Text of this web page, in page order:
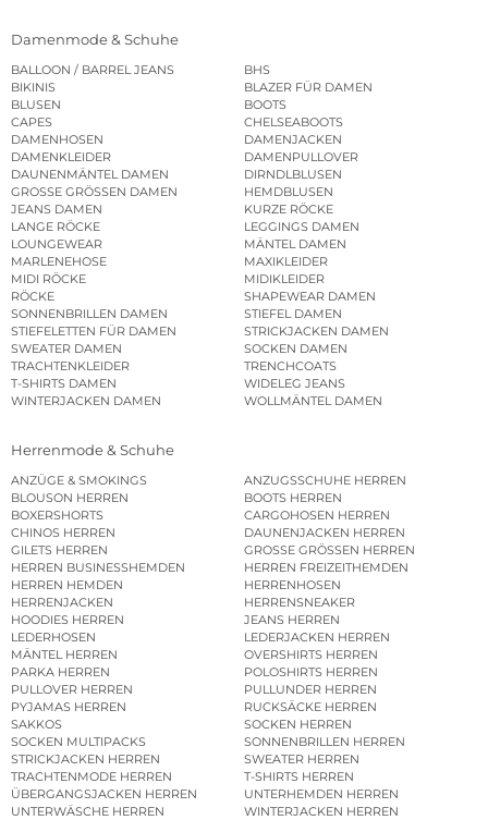
Damenmode & Schuhe
BALLOON / BARREL JEANS
BHS
BIKINIS
BLAZER FÜR DAMEN
BLUSEN
BOOTS
CAPES
CHELSEABOOTS
DAMENHOSEN
DAMENJACKEN
DAMENKLEIDER
DAMENPULLOVER
DAUNENMÄNTEL DAMEN
DIRNDLBLUSEN
GROSSE GRÖSSEN DAMEN
HEMDBLUSEN
JEANS DAMEN
KURZE RÖCKE
LANGE RÖCKE
LEGGINGS DAMEN
LOUNGEWEAR
MÄNTEL DAMEN
MARLENEHOSE
MAXIKLEIDER
MIDI RÖCKE
MIDIKLEIDER
RÖCKE
SHAPEWEAR DAMEN
SONNENBRILLEN DAMEN
STIEFEL DAMEN
STIEFELETTEN FÜR DAMEN
STRICKJACKEN DAMEN
SWEATER DAMEN
SOCKEN DAMEN
TRACHTENKLEIDER
TRENCHCOATS
T-SHIRTS DAMEN
WIDELEG JEANS
WINTERJACKEN DAMEN
WOLLMÄNTEL DAMEN
Herrenmode & Schuhe
ANZÜGE & SMOKINGS
ANZUGSSCHUHE HERREN
BLOUSON HERREN
BOOTS HERREN
BOXERSHORTS
CARGOHOSEN HERREN
CHINOS HERREN
DAUNENJACKEN HERREN
GILETS HERREN
GROSSE GRÖSSEN HERREN
HERREN BUSINESSHEMDEN
HERREN FREIZEITHEMDEN
HERREN HEMDEN
HERRENHOSEN
HERRENJACKEN
HERRENSNEAKER
HOODIES HERREN
JEANS HERREN
LEDERHOSEN
LEDERJACKEN HERREN
MÄNTEL HERREN
OVERSHIRTS HERREN
PARKA HERREN
POLOSHIRTS HERREN
PULLOVER HERREN
PULLUNDER HERREN
PYJAMAS HERREN
RUCKSÄCKE HERREN
SAKKOS
SOCKEN HERREN
SOCKEN MULTIPACKS
SONNENBRILLEN HERREN
STRICKJACKEN HERREN
SWEATER HERREN
TRACHTENMODE HERREN
T-SHIRTS HERREN
ÜBERGANGSJACKEN HERREN
UNTERHEMDEN HERREN
UNTERWÄSCHE HERREN
WINTERJACKEN HERREN